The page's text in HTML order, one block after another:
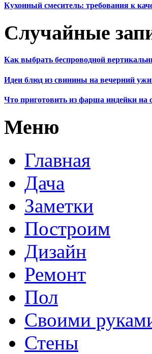
Кухонный смеситель: требования к
Случайные
Как выбрать беспроводной
Идеи блюд из свинины на вечерний
Что приготовить из фарша индейки на
Меню
Главная
Дача
Заметки
Построим
Дизайн
Ремонт
Пол
Своими
Стены